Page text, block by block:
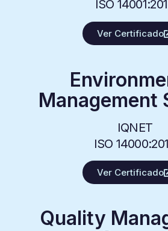
ISO
Ver Certificado
Management
IQNET
ISO
Ver Certificado
Quality